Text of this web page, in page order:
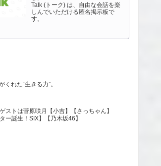
Talk (トーク) は、自由な会話を楽
しんでいただける匿名掲示板で
す。
くれた“生きる力”。
ストは菅原咲月【小吉】【さっちゃん】
ー誕生！SIX】【乃木坂46】